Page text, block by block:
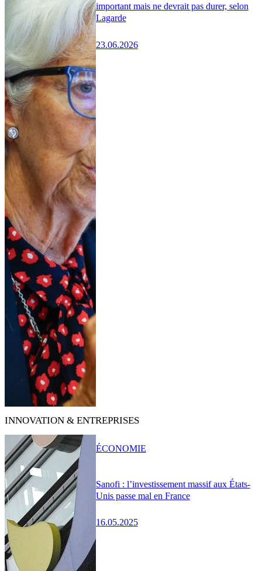
important mais ne devrait pas durer, selon
Lagarde
23.06.2026
INNOVATION & ENTREPRISES
Sanofi : l’investissement massif aux États-
Unis passe mal en France
16.05.2025
ÉCONOMIE